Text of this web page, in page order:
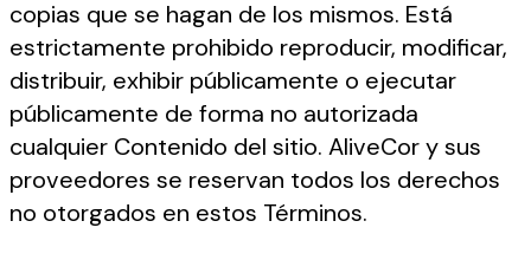
copias que se hagan de los mismos. Está
estrictamente prohibido reproducir, modificar,
distribuir, exhibir públicamente o ejecutar
públicamente de forma no autorizada
cualquier Contenido del sitio. AliveCor y sus
proveedores se reservan todos los derechos
no otorgados en estos Términos.